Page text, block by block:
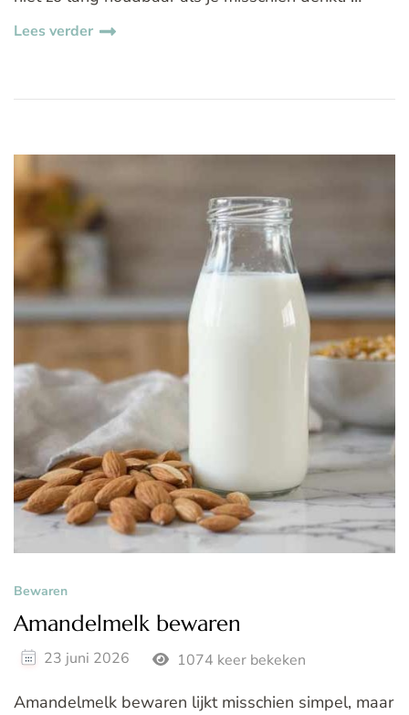
Lees verder
Bewaren
Amandelmelk bewaren
23 juni 2026 1074 keer bekeken
Amandelmelk bewaren lijkt misschien simpel, maar